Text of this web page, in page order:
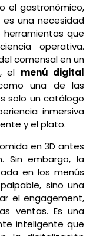
el gastronómico,
una necesidad
que
operativa.
comensal en un
el menú digital
una de las
solo un catálogo
inmersiva
y el plato.
en 3D antes
Sin embargo, la
en los menús
sino una
el engagement,
ventas. Es una
inteligente que